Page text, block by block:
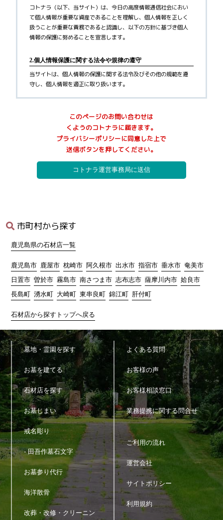
コトナラ（以下、当サイト）は、今日の高度情報通信社会におい
て個人情報が重要な資産であることを理解し、個人情報を正しく
扱うことが重要な責務であると認識し、以下の方針に基づき個人
情報の保護に努めることを宣言します。
2.個人情報保護に関する法令や規律の遵守
当サイトは、個人情報の保護に関する法令及びその他の規範を遵
守し、個人情報を適正に取り扱います。
当サイトが個人情報を取得する際には、利用目的を明確化するよ
う努力し、お墓に関するご案内サービス(以下、本サービス)の提供
にあたり、以下に定める目的の範囲内で適法かつ公正な手段によ
って個人情報を取得し、適切に利用します。
利用者へ本サービスを行うために必要な範囲内で、本サービス
の業務委託先への提供のため
本サービスに関連するサポートのため
5)
各種サービスの企画・開発や満足度向上等を目的としたアンケ
ート調査等の実施のため
6) 商品・サービス等の各種連絡・ダイレクトメール・メールマガ
ジン・お知らせ等の配信・送付のため
7)
お問い合わせ、ご相談に対応するため
8)
広告の表示のため
9) その他、上記利用目的に付随する目的のため
当サイトが取得した個人情報は、取得の際に示した利用目的もし
な限りにおいて利用します。
5.個人情報の第三者提供
当サイトは、法令に定める場合を除き、個人情報を事前に本人の
同意を得ることなく第三者に提供しません。
6.個人情報の管理
当サイトは、個人情報の正確性および最新性を保ち、安全に管理
するとともに個人情報の紛失・改ざん・漏えいなどを防止するた
め、必要かつ適正な情報セキュリティー対策を実現します。
7.個人情報の開示・訂正・利用停止・消去
当サイトは、本人が個人情報について、開示・訂正・利用停止・
消去などを求める権利を有していることを認識し、お客様相談窓
口を設置して、これらの要求ある場合には、法令にしたがって速
やかに対応します。
上記に関するお問い合わせ、ご相談はお客様窓口のお問い合わせ
このページのお問い合わせは
くようのコトナラに届きます。
プライバシーポリシーに同意した上で
送信ボタンを押してください。
市町村から探す
鹿児島県の石材店一覧
鹿児島市 鹿屋市 枕崎市 阿久根市 出水市 指宿市 垂水市 奄美市
日置市 曽於市 霧島市 南さつま市 志布志市 薩摩川内市 姶良市
長島町 湧水町 大崎町 東串良町 錦江町 肝付町
石材店から探すトップへ戻る
墓地・霊園を探す
お墓を建てる
石材店を探す
お墓じまい
戒名彫り
- 田吾作墓石文字
お墓参り代行
海洋散骨
改葬・改修・クリーニン
よくある質問
お客様の声
お客様相談窓口
業務提携に関する問合せ
ご利用の流れ
運営会社
サイトポリシー
利用規約